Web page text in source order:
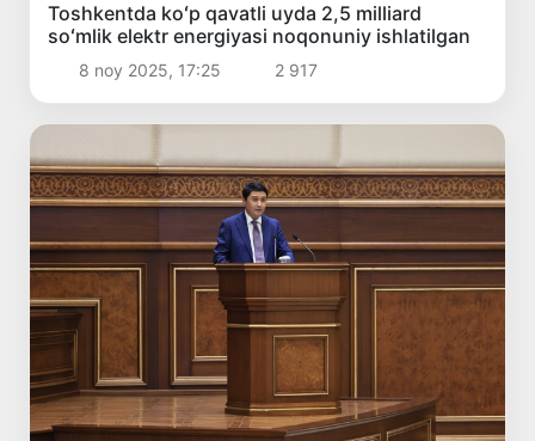
Toshkentda koʻp qavatli uyda 2,5 milliard
soʻmlik elektr energiyasi noqonuniy ishlatilgan
8 noy 2025, 17:25 2 917